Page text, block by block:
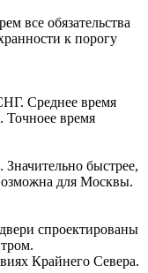
все обязательства
к порогу
Среднее время
Точноее время
быстрее,
для Москвы.
спроектированы
Крайнего Севера.